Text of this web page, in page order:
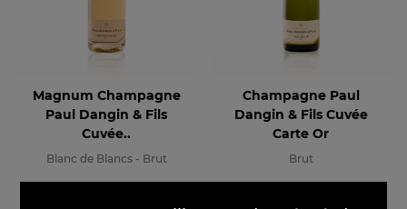
Magnum Champagne
Paul Dangin & Fils
Cuvée..
Blanc de Blancs - Brut
Champagne Paul
Dangin & Fils Cuvée
Carte Or
Brut